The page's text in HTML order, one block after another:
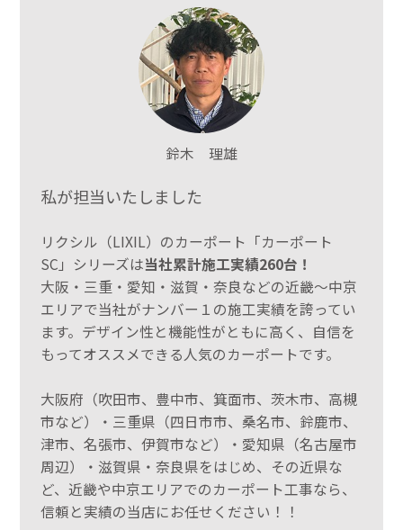
鈴木 理雄
私が担当いたしました
リクシル（LIXIL）のカーポート「カーポート
SC」シリーズは当社累計施工実績260台！
大阪・三重・愛知・滋賀・奈良などの近畿～中京
エリアで当社がナンバー１の施工実績を誇ってい
ます。デザイン性と機能性がともに高く、自信を
もってオススメできる人気のカーポートです。
大阪府（吹田市、豊中市、箕面市、茨木市、高槻
市など）・三重県（四日市市、桑名市、鈴鹿市、
津市、名張市、伊賀市など）・愛知県（名古屋市
周辺）・滋賀県・奈良県をはじめ、その近県な
ど、近畿や中京エリアでのカーポート工事なら、
信頼と実績の当店にお任せください！！